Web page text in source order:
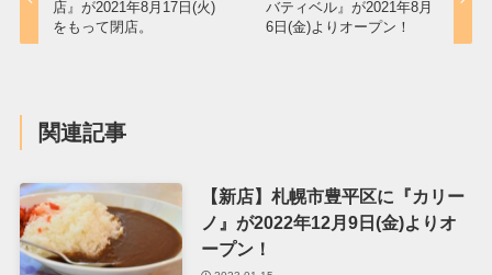
店』が2021年8月17日(火)
をもって閉店。
バティベル』が2021年8月
6日(金)よりオープン！
関連記事
【新店】札幌市豊平区に『カリー
ノ』が2022年12月9日(金)よりオ
ープン！